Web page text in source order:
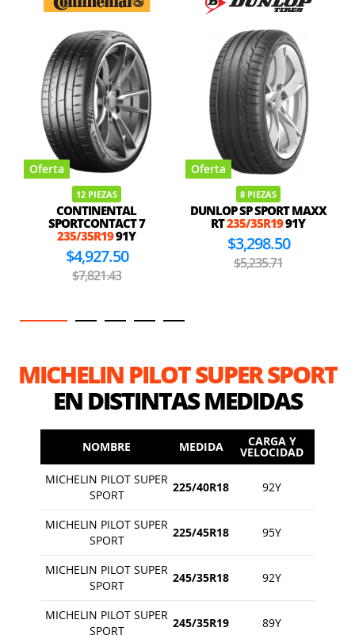
Oferta
12 PIEZAS
CONTINENTAL
SPORTCONTACT 7
235/35R1991Y
$4,927.50
$7,821.43
Oferta
8 PIEZAS
DUNLOP SP SPORT MAXX
RT235/35R1991Y
$3,298.50
$5,235.71
MICHELIN PILOT SUPER SPORT
EN DISTINTAS MEDIDAS
NOMBRE MEDIDA CARGA Y
VELOCIDAD
MICHELIN PILOT SUPER
SPORT
225/40R18 92Y
MICHELIN PILOT SUPER
SPORT
225/45R18 95Y
MICHELIN PILOT SUPER
SPORT
245/35R18 92Y
MICHELIN PILOT SUPER
SPORT
245/35R19 89Y